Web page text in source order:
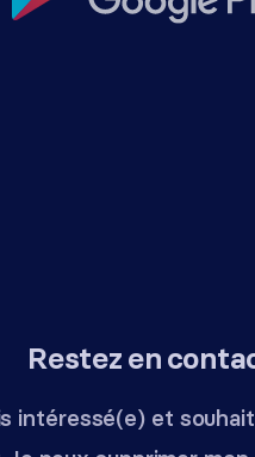
Restez en
intéressé(e) et